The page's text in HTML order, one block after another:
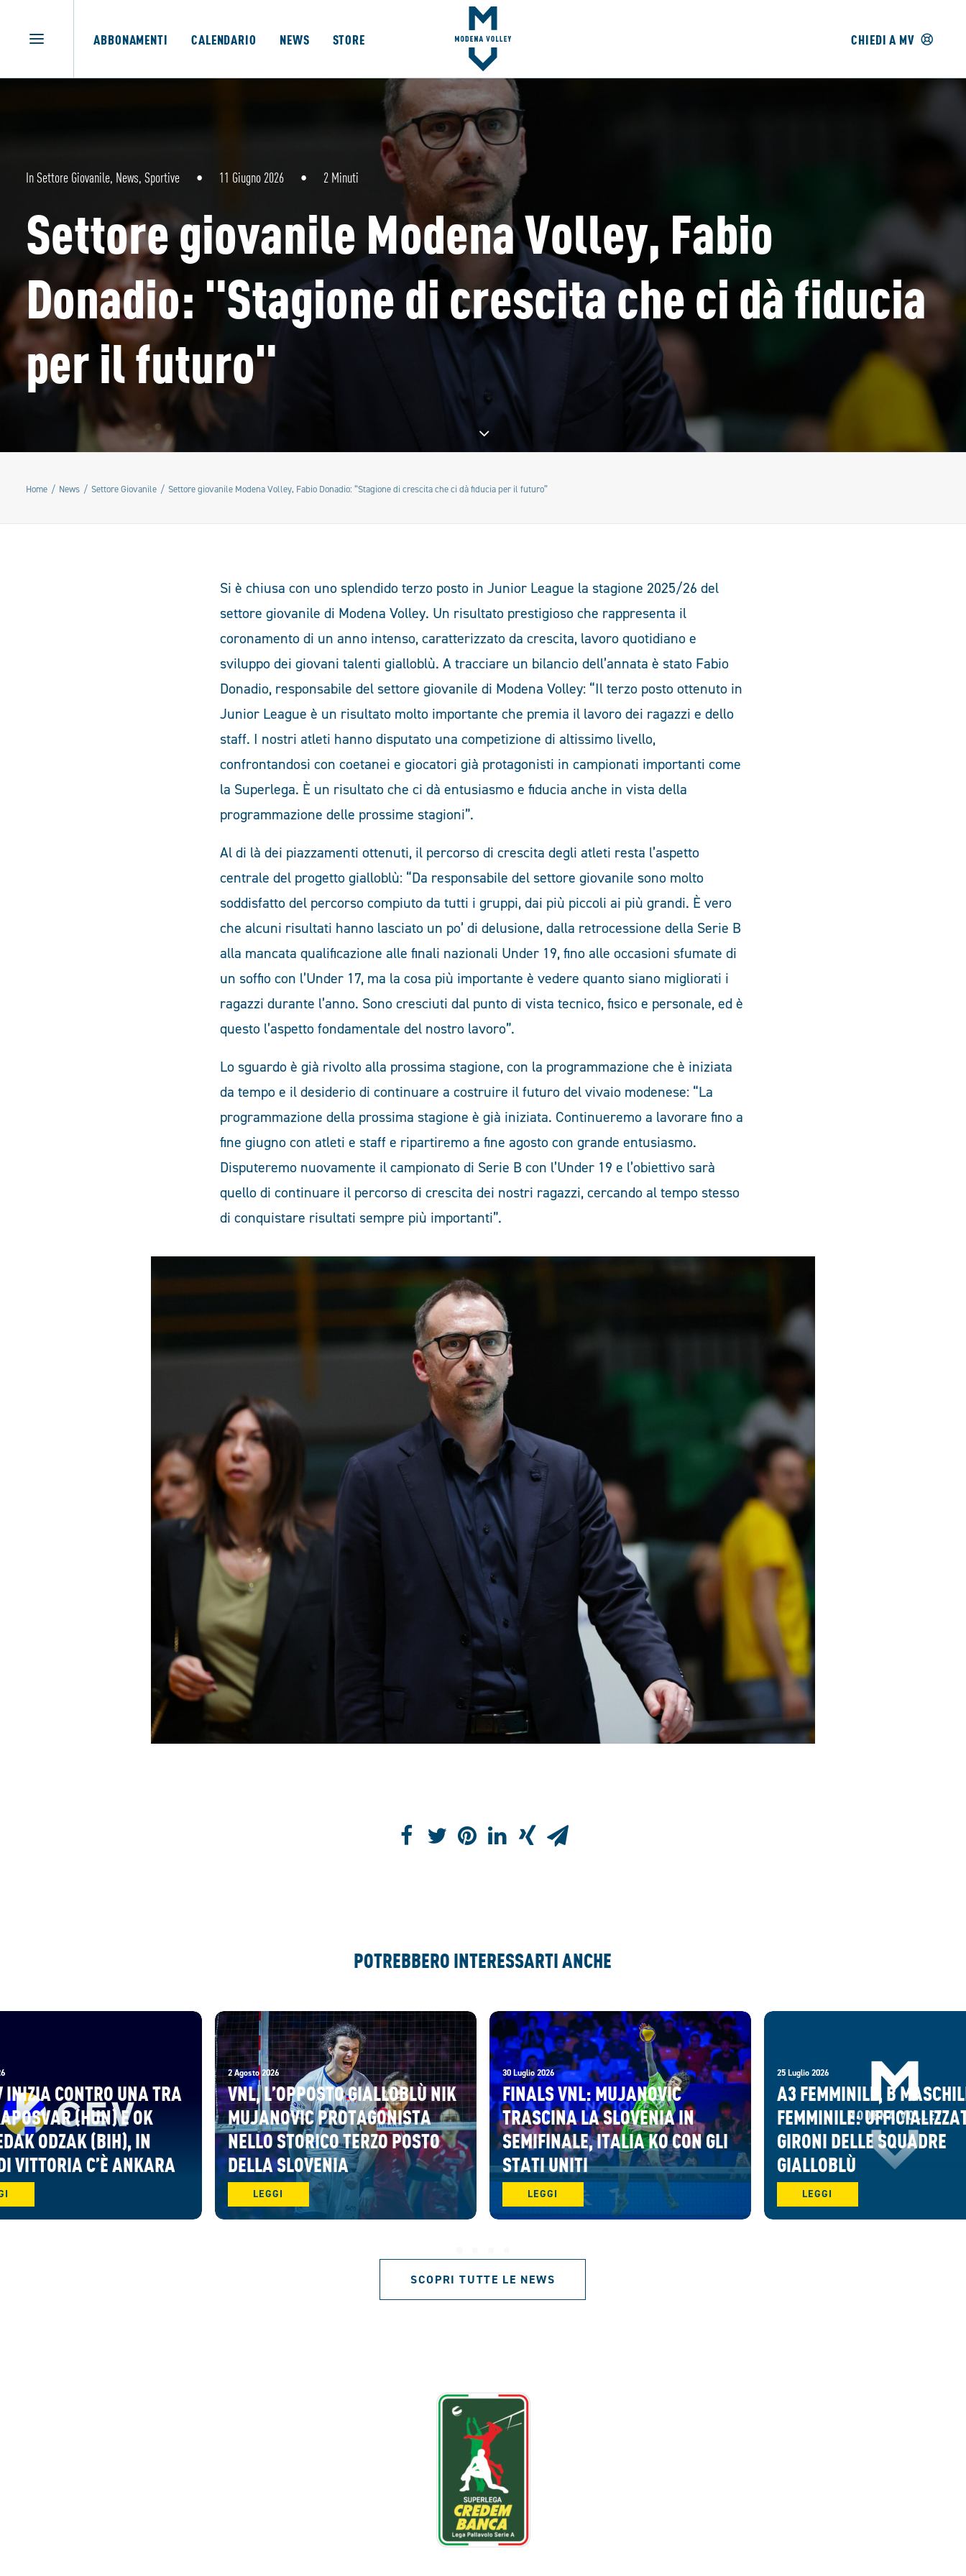
CHIEDI A MV
ABBONAMENTI CALENDARIO NEWS STORE
InSettore Giovanile, News,Sportive • 11 Giugno 2026 • 2 Minuti
Settore giovanile Modena Volley, Fabio
Donadio: "Stagione di crescita che ci dà fiducia
per il futuro"
Home News Settore Giovanile Settore giovanile Modena Volley, Fabio Donadio: “Stagione di crescita che ci dà fiducia per il futuro”
Si è chiusa con uno splendido terzo posto in Junior League la stagione 2025/26 del
settore giovanile di Modena Volley. Un risultato prestigioso che rappresenta il
coronamento di un anno intenso, caratterizzato da crescita, lavoro quotidiano e
sviluppo dei giovani talenti gialloblù. A tracciare un bilancio dell’annata è stato Fabio
Donadio, responsabile del settore giovanile di Modena Volley: “Il terzo posto ottenuto in
Junior League è un risultato molto importante che premia il lavoro dei ragazzi e dello
staff. I nostri atleti hanno disputato una competizione di altissimo livello,
confrontandosi con coetanei e giocatori già protagonisti in campionati importanti come
la Superlega. È un risultato che ci dà entusiasmo e fiducia anche in vista della
programmazione delle prossime stagioni”.
Al di là dei piazzamenti ottenuti, il percorso di crescita degli atleti resta l’aspetto
centrale del progetto gialloblù: “Da responsabile del settore giovanile sono molto
soddisfatto del percorso compiuto da tutti i gruppi, dai più piccoli ai più grandi. È vero
che alcuni risultati hanno lasciato un po’ di delusione, dalla retrocessione della Serie B
alla mancata qualificazione alle finali nazionali Under 19, fino alle occasioni sfumate di
un soffio con l’Under 17, ma la cosa più importante è vedere quanto siano migliorati i
ragazzi durante l’anno. Sono cresciuti dal punto di vista tecnico, fisico e personale, ed è
questo l’aspetto fondamentale del nostro lavoro”.
Lo sguardo è già rivolto alla prossima stagione, con la programmazione che è iniziata
da tempo e il desiderio di continuare a costruire il futuro del vivaio modenese: “La
programmazione della prossima stagione è già iniziata. Continueremo a lavorare fino a
fine giugno con atleti e staff e ripartiremo a fine agosto con grande entusiasmo.
Disputeremo nuovamente il campionato di Serie B con l’Under 19 e l’obiettivo sarà
quello di continuare il percorso di crescita dei nostri ragazzi, cercando al tempo stesso
di conquistare risultati sempre più importanti”.
POTREBBERO INTERESSARTI ANCHE
INIZIA CONTRO UNA TRA
(HUN) E OK
ODZAK (BIH), IN
VITTORIA C’È ANKARA
2 Agosto 2026
VNL, L’OPPOSTO GIALLOBLÙ NIK
MUJANOVIC PROTAGONISTA
NELLO STORICO TERZO POSTO
DELLA SLOVENIA
LEGGI
30 Luglio 2026
FINALS VNL: MUJANOVIC
TRASCINA LA SLOVENIA IN
SEMIFINALE, ITALIA KO CON GLI
STATI UNITI
LEGGI
25 Luglio 2026
A3 FEMMINILE, B
FEMMINILE:
GIRONI DELLE SQUADRE
GIALLOBLÙ
LEGGI
SCOPRI TUTTE LE NEWS